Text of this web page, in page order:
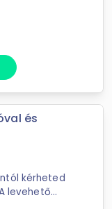
Az
hosszú ...
és
kérheted
levehető